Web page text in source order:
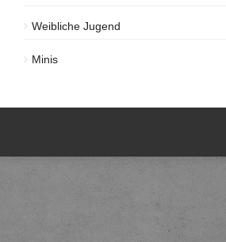
Weibliche Jugend
Minis